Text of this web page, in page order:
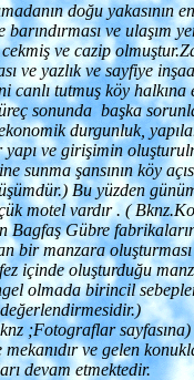
doğu yakasının
barındırması ve ulaşım
ve cazip
ve yazlık ve sayfiye
canlı tutmuş köy halkına
sonunda başka
durgunluk,
yapı ve girişimin
sunma şansının köy
Bu yüzden
motel vardır . (
Bagfaş Gübre
bir manzara
içinde oluşturduğu
olmada birincil
;Fotograflar sayfasına)
ve gelen
devam etmektedir.